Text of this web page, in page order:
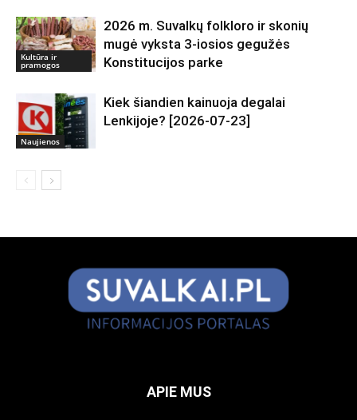
Kultūra ir
pramogos
2026 m. Suvalkų folkloro ir skonių
mugė vyksta 3-iosios gegužės
Konstitucijos parke
Naujienos
Kiek šiandien kainuoja degalai
Lenkijoje? [2026-07-23]
APIE MUS